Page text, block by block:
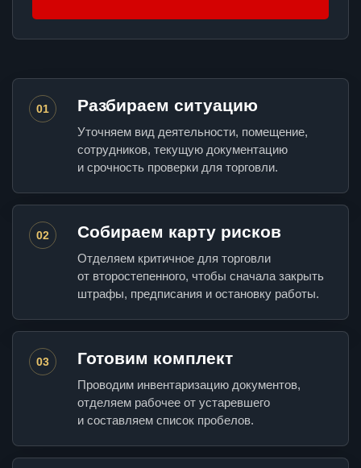
01 Разбираем ситуацию
Уточняем вид деятельности, помещение,
сотрудников, текущую документацию
и срочность проверки для торговли.
02 Собираем карту рисков
Отделяем критичное для торговли
от второстепенного, чтобы сначала закрыть
штрафы, предписания и остановку работы.
03 Готовим комплект
Проводим инвентаризацию документов,
отделяем рабочее от устаревшего
и составляем список пробелов.